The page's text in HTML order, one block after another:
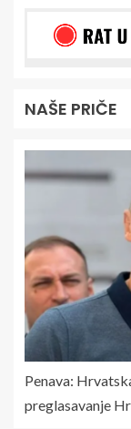
NAŠE PRIČE
Penava:
preglasavanje